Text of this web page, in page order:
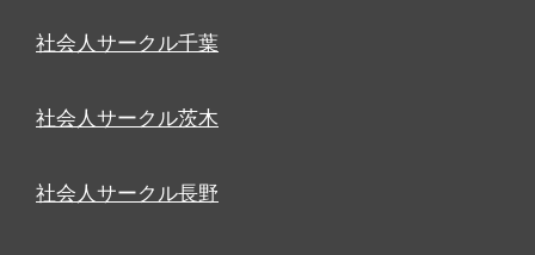
社会人サークル千葉
社会人サークル茨木
社会人サークル長野